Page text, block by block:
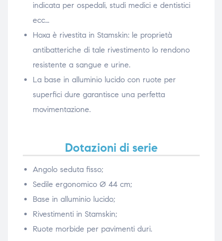
indicata per ospedali, studi medici e dentistici
ecc…
Hoxa è rivestita in Stamskin: le proprietà
antibatteriche di tale rivestimento lo rendono
resistente a sangue e urine.
La base in alluminio lucido con ruote per
superfici dure garantisce una perfetta
movimentazione.
Dotazioni di serie
Angolo seduta fisso;
Sedile ergonomico Ø 44 cm;
Base in alluminio lucido;
Rivestimenti in Stamskin;
Ruote morbide per pavimenti duri.